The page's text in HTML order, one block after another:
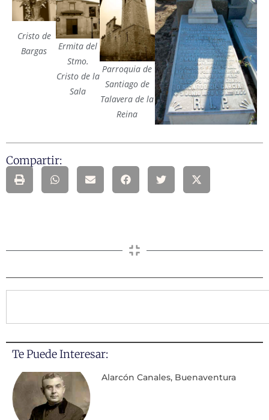
Cristo de
Bargas
Ermita del
Stmo.
Cristo de la
Sala
Parroquia de
Santiago de
Talavera de la
Reina
Compartir:
Te Puede Interesar:
Alarcón Canales, Buenaventura